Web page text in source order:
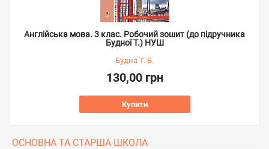
Англійська мова. 3 клас. Робочий зошит (до підручника
Будної Т.) НУШ
Будна Т. Б.
130,00 грн
Купити
ОСНОВНА ТА СТАРША ШКОЛА